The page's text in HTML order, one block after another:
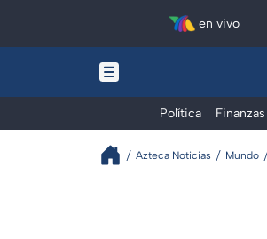
en vivo
Política Finanzas
Azteca Noticias Mundo